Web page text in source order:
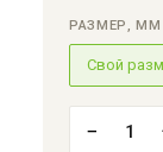
РАЗМЕР,
Свой
− 1